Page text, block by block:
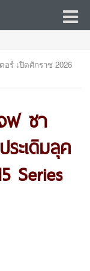
อร์ เปิดศักราช 2026
ฟ ซา
ะเดิมลุค
Series